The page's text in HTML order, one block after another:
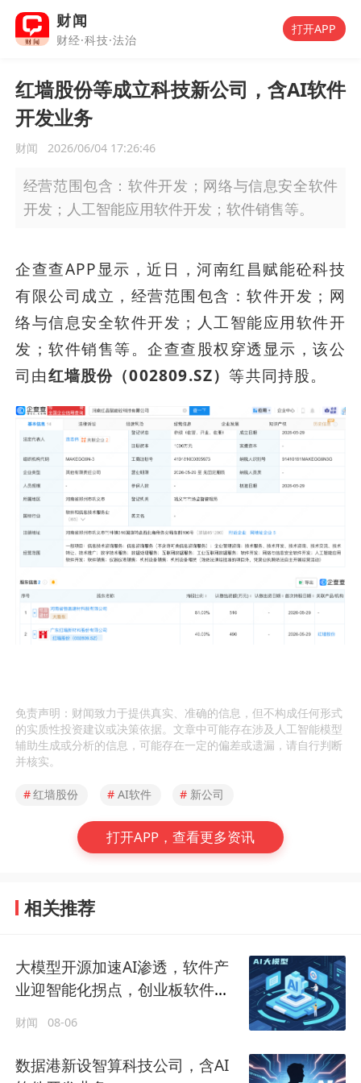
财闻
财经·科技·法治
打开APP
红墙股份等成立科技新公司，含AI软件
开发业务
财闻 2026/06/04 17:26:46
经营范围包含：软件开发；网络与信息安全软件
开发；人工智能应用软件开发；软件销售等。
企查查APP显示，近日，河南红昌赋能砼科技
有限公司成立，经营范围包含：软件开发；网
络与信息安全软件开发；人工智能应用软件开
发；软件销售等。企查查股权穿透显示，该公
司由红墙股份（002809.SZ）等共同持股。
免责声明：财闻致力于提供真实、准确的信息，但不构成任何形式
的实质性投资建议或决策依据。文章中可能存在涉及人工智能模型
辅助生成或分析的信息，可能存在一定的偏差或遗漏，请自行判断
并核实。
#红墙股份 # AI软件 # 新公司
打开APP，查看更多资讯
相关推荐
大模型开源加速AI渗透，软件产
业迎智能化拐点，创业板软件
财闻 08-06
数据港新设智算科技公司，含AI